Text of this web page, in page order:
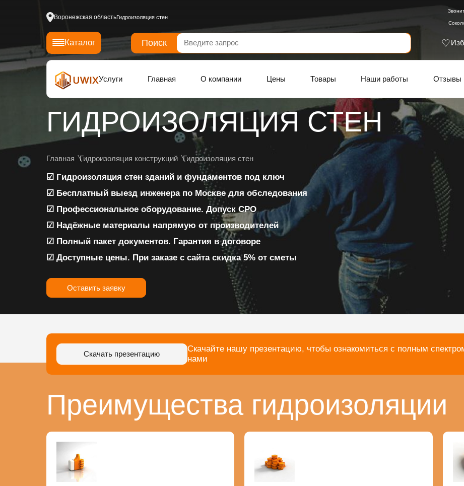
Воронежская областьГидроизоляция стен
Каталог Поиск
Услуги Главная О компании Цены Товары Наши работы Отзывы
ГИДРОИЗОЛЯЦИЯ СТЕН
Главная Гидроизоляция конструкций Гидроизоляция стен
☑ Гидроизоляция стен зданий и фундаментов под ключ
☑ Бесплатный выезд инженера по Москве для обследования
☑ Профессиональное оборудование. Допуск СРО
☑ Надёжные материалы напрямую от производителей
☑ Полный пакет документов. Гарантия в договоре
☑ Доступные цены. При заказе с сайта скидка 5% от сметы
Оставить заявку
Скачать презентацию
Скачайте нашу презентацию, чтобы ознакомиться с полным
нами
Преимущества гидроизоляции